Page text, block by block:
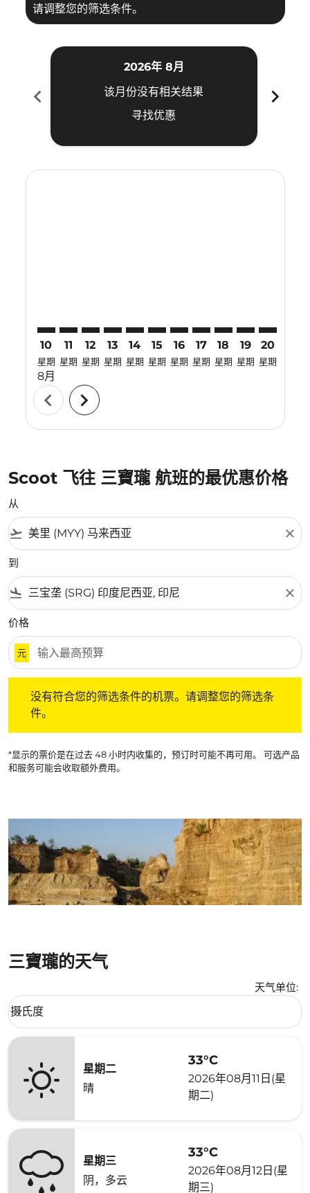
请调整您的筛选条件。
chevron_left
2026年 8月
该月份没有相关结果
寻找优惠
chevron_right
10
星期
8月
11
星期
12
星期
13
星期
14
星期
15
星期
16
星期
17
星期
18
星期
19
星期
20
星期
chevron_left chevron_right
Scoot 飞往 三寶瓏 航班的最优惠价格
从
flight_takeoff close
到
flight_land close
价格
元
没有符合您的筛选条件的机票。请调整您的筛选条
件。
*显示的票价是在过去 48 小时内收集的，预订时可能不再可用。 可选产品
和服务可能会收取额外费用。
三寶瓏的天气
天气单位:
Weather unit option 摄氏度 Selected
摄氏度
keyboard_arrow_down
星期二
晴
33°C
2026年08月11日(星
期二)
星期三
阴，多云
33°C
2026年08月12日(星
期三)